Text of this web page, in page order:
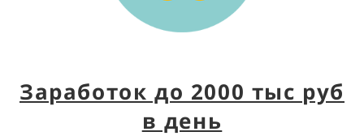
Заработок до 2000 тыс руб
в день